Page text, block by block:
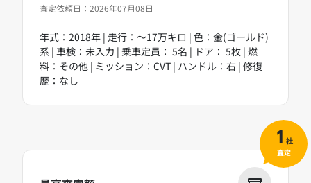
査定依頼日：2026年07月08日
年式：2018年 | 走行：～17万キロ | 色：金(ゴールド)
系 | 車検：未入力 | 乗車定員： 5名 | ドア： 5枚 | 燃
料：その他 | ミッション：CVT | ハンドル：右 | 修復
歴：なし
1 社
査定